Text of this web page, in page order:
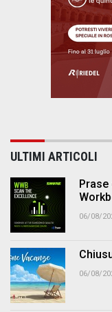
ULTIMI ARTICOLI
Prase
06/08/
06/08/